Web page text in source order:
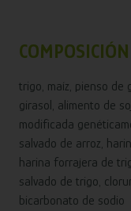
COMPOSICIÓN
trigo, maíz, pienso de
girasol, alimento de
modificada
salvado de arroz,
harina forrajera de
salvado de trigo,
bicarbonato de sodio